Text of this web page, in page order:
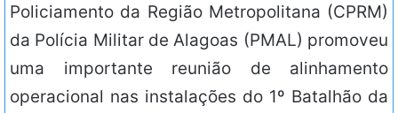
Policiamento da Região Metropolitana (CPRM)
da Polícia Militar de Alagoas (PMAL) promoveu
uma importante reunião de alinhamento
operacional nas instalações do 1º Batalhão da